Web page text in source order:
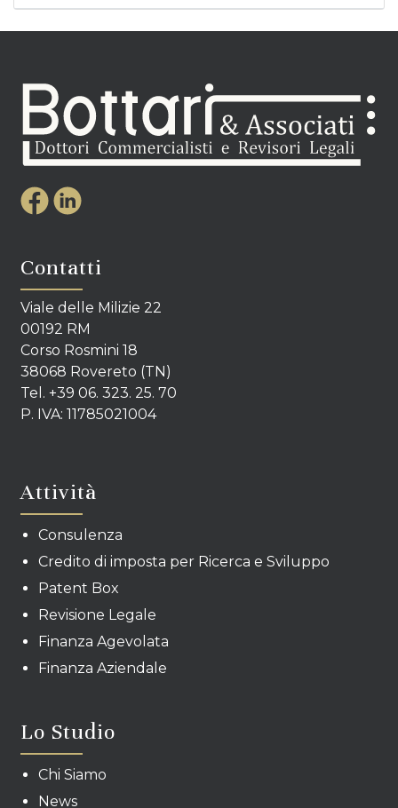
Contatti
Viale delle Milizie 22
00192 RM
Corso Rosmini 18
38068 Rovereto (TN)
Tel. +39 06. 323. 25. 70
P. IVA: 11785021004
Attività
Consulenza
Credito di imposta per Ricerca e Sviluppo
Patent Box
Revisione Legale
Finanza Agevolata
Finanza Aziendale
Lo Studio
Chi Siamo
News